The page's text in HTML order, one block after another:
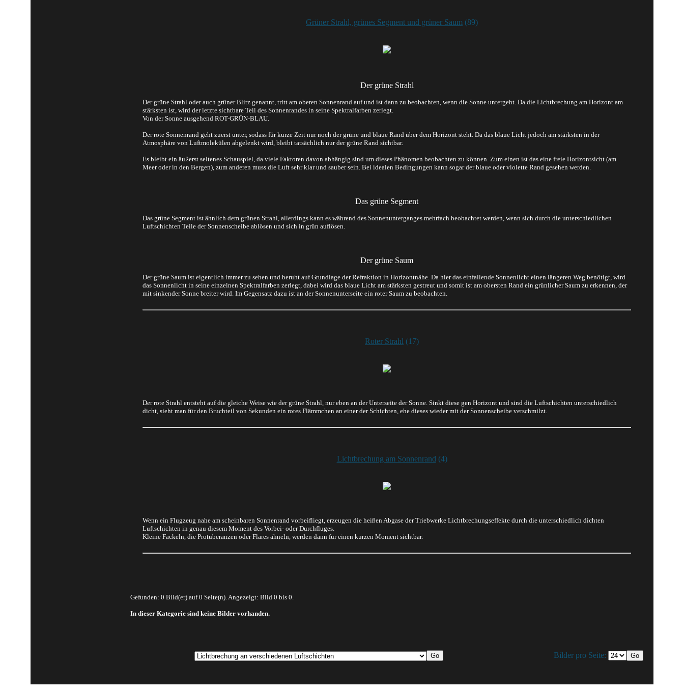
Grüner Strahl, grünes Segment und grüner Saum (89)
Der grüne Strahl
Der grüne Strahl oder auch grüner Blitz genannt, tritt am oberen Sonnenrand auf und ist dann zu beobachten, wenn die Sonne untergeht. Da die Lichtbrechung am Horizont am
stärksten ist, wird der letzte sichtbare Teil des Sonnenrandes in seine Spektralfarben zerlegt.
Von der Sonne ausgehend ROT-GRÜN-BLAU.
Der rote Sonnenrand geht zuerst unter, sodass für kurze Zeit nur noch der grüne und blaue Rand über dem Horizont steht. Da das blaue Licht jedoch am stärksten in der
Atmosphäre von Luftmolekülen abgelenkt wird, bleibt tatsächlich nur der grüne Rand sichtbar.
Es bleibt ein äußerst seltenes Schauspiel, da viele Faktoren davon abhängig sind um dieses Phänomen beobachten zu können. Zum einen ist das eine freie Horizontsicht (am
Meer oder in den Bergen), zum anderen muss die Luft sehr klar und sauber sein. Bei idealen Bedingungen kann sogar der blaue oder violette Rand gesehen werden.
Das grüne Segment
Das grüne Segment ist ähnlich dem grünen Strahl, allerdings kann es während des Sonnenunterganges mehrfach beobachtet werden, wenn sich durch die unterschiedlichen
Luftschichten Teile der Sonnenscheibe ablösen und sich in grün auflösen.
Der grüne Saum
Der grüne Saum ist eigentlich immer zu sehen und beruht auf Grundlage der Refraktion in Horizontnähe. Da hier das einfallende Sonnenlicht einen längeren Weg benötigt, wird
das Sonnenlicht in seine einzelnen Spektralfarben zerlegt, dabei wird das blaue Licht am stärksten gestreut und somit ist am obersten Rand ein grünlicher Saum zu erkennen, der
mit sinkender Sonne breiter wird. Im Gegensatz dazu ist an der Sonnenunterseite ein roter Saum zu beobachten.
Roter Strahl (17)
Der rote Strahl entsteht auf die gleiche Weise wie der grüne Strahl, nur eben an der Unterseite der Sonne. Sinkt diese gen Horizont und sind die Luftschichten unterschiedlich
dicht, sieht man für den Bruchteil von Sekunden ein rotes Flämmchen an einer der Schichten, ehe dieses wieder mit der Sonnenscheibe verschmilzt.
Lichtbrechung am Sonnenrand (4)
Wenn ein Flugzeug nahe am scheinbaren Sonnenrand vorbeifliegt, erzeugen die heißen Abgase der Triebwerke Lichtbrechungseffekte durch die unterschiedlich dichten
Luftschichten in genau diesem Moment des Vorbei- oder Durchfluges.
Kleine Fackeln, die Protuberanzen oder Flares ähneln, werden dann für einen kurzen Moment sichtbar.
Gefunden: 0 Bild(er) auf 0 Seite(n). Angezeigt: Bild 0 bis 0.
In dieser Kategorie sind keine Bilder vorhanden.
Bilder pro Seite: